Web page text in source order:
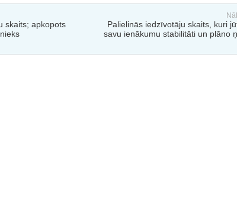
skaits; apkopots
Palielinās iedzīvotāju skaits, kuri
savu ienākumu stabilitāti un plāno